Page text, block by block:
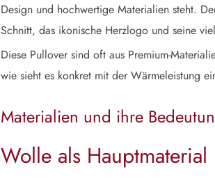
Design und hochwertige Materialien steht.
Schnitt, das ikonische Herzlogo und seine
Diese Pullover sind oft aus Premium-
wie sieht es konkret mit der Wärmeleistung
Materialien und ihre
Wolle als Hauptmaterial